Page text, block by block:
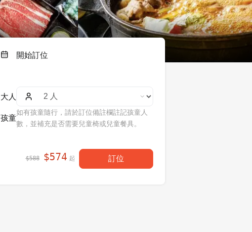
開始訂位
大人
孩童
如有孩童隨行，請於訂位備註欄註記孩童人
數，並補充是否需要兒童椅或兒童餐具。
$588 $574 起
訂位